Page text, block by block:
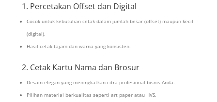
1. Percetakan Offset dan Digital
Cocok untuk kebutuhan cetak dalam jumlah besar (offset) maupun kecil
(digital).
Hasil cetak tajam dan warna yang konsisten.
2. Cetak Kartu Nama dan Brosur
Desain elegan yang meningkatkan citra profesional bisnis Anda.
Pilihan material berkualitas seperti art paper atau HVS.